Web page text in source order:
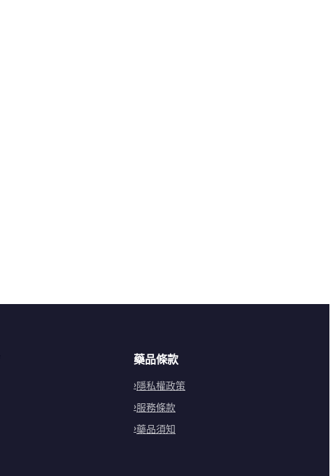
藥品條款
隱私權政策
服務條款
藥品須知